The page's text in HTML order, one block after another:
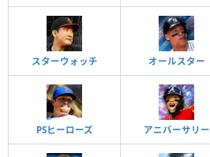
スターウォッチ オールスター
PSヒーローズ アニバーサリー